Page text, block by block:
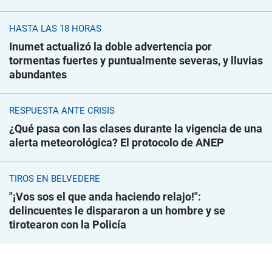
HASTA LAS 18 HORAS
Inumet actualizó la doble advertencia por
tormentas fuertes y puntualmente severas, y lluvias
abundantes
RESPUESTA ANTE CRISIS
¿Qué pasa con las clases durante la vigencia de una
alerta meteorológica? El protocolo de ANEP
TIROS EN BELVEDERE
"¡Vos sos el que anda haciendo relajo!":
delincuentes le dispararon a un hombre y se
tirotearon con la Policía